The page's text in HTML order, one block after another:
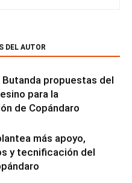
DEL AUTOR
Butanda propuestas del
para la
de Copándaro
más apoyo,
y tecnificación del